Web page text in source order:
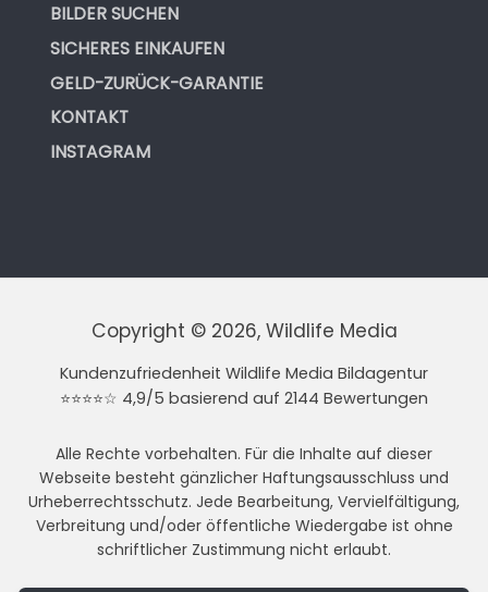
BILDER SUCHEN
SICHERES EINKAUFEN
GELD-ZURÜCK-GARANTIE
KONTAKT
INSTAGRAM
Copyright © 2026, Wildlife Media
Kundenzufriedenheit Wildlife Media Bildagentur
⭐⭐⭐⭐☆ 4,9/5 basierend auf 2144 Bewertungen
Alle Rechte vorbehalten. Für die Inhalte auf dieser
Webseite besteht gänzlicher Haftungsausschluss und
Urheberrechtsschutz. Jede Bearbeitung, Vervielfältigung,
Verbreitung und/oder öffentliche Wiedergabe ist ohne
schriftlicher Zustimmung nicht erlaubt.